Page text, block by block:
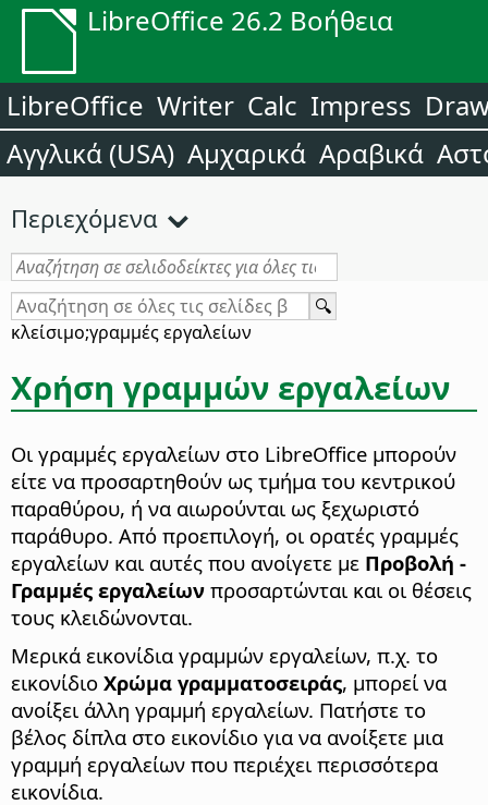
LibreOffice 26.2 Βοήθεια
LibreOffice Writer Calc Impress
Αγγλικά (USA) Αμχαρικά Αραβικά
Περιεχόμενα
κλείσιμο;γραμμές εργαλείων
Χρήση γραμμών εργαλείων
Οι γραμμές εργαλείων στο LibreOffice μπορούν
είτε να προσαρτηθούν ως τμήμα του κεντρικού
παραθύρου, ή να αιωρούνται ως ξεχωριστό
παράθυρο. Από προεπιλογή, οι ορατές γραμμές
εργαλείων και αυτές που ανοίγετε με Προβολή -
Γραμμές εργαλείων προσαρτώνται και οι θέσεις
τους κλειδώνονται.
Μερικά εικονίδια γραμμών εργαλείων, π.χ. το
εικονίδιο Χρώμα γραμματοσειράς, μπορεί να
ανοίξει άλλη γραμμή εργαλείων. Πατήστε το
βέλος δίπλα στο εικονίδιο για να ανοίξετε μια
γραμμή εργαλείων που περιέχει περισσότερα
εικονίδια.